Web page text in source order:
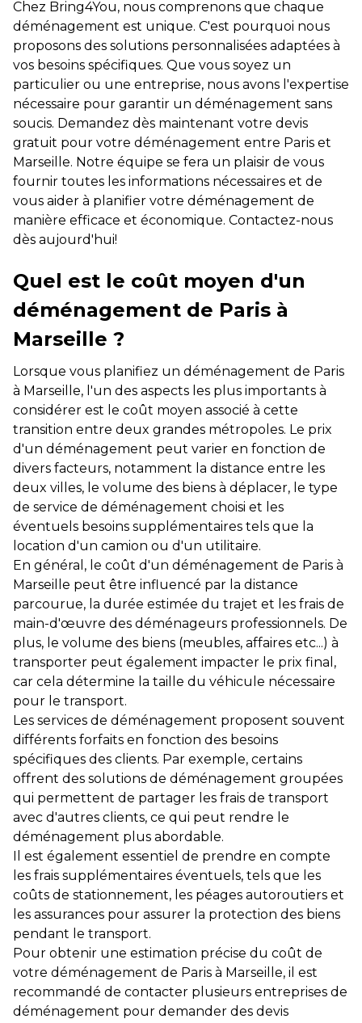
Chez Bring4You, nous comprenons que chaque
déménagement est unique. C'est pourquoi nous
proposons des solutions personnalisées adaptées à
vos besoins spécifiques. Que vous soyez un
particulier ou une entreprise, nous avons l'expertise
nécessaire pour garantir un déménagement sans
soucis. Demandez dès maintenant votre devis
gratuit pour votre déménagement entre Paris et
Marseille. Notre équipe se fera un plaisir de vous
fournir toutes les informations nécessaires et de
vous aider à planifier votre déménagement de
manière efficace et économique. Contactez-nous
dès aujourd'hui!
Quel est le coût moyen d'un
déménagement de Paris à
Marseille ?
Lorsque vous planifiez un déménagement de Paris
à Marseille, l'un des aspects les plus importants à
considérer est le coût moyen associé à cette
transition entre deux grandes métropoles. Le prix
d'un déménagement peut varier en fonction de
divers facteurs, notamment la distance entre les
deux villes, le volume des biens à déplacer, le type
de service de déménagement choisi et les
éventuels besoins supplémentaires tels que la
location d'un camion ou d'un utilitaire.
En général, le coût d'un déménagement de Paris à
Marseille peut être influencé par la distance
parcourue, la durée estimée du trajet et les frais de
main-d'œuvre des déménageurs professionnels. De
plus, le volume des biens (meubles, affaires etc...) à
transporter peut également impacter le prix final,
car cela détermine la taille du véhicule nécessaire
pour le transport.
Les services de déménagement proposent souvent
différents forfaits en fonction des besoins
spécifiques des clients. Par exemple, certains
offrent des solutions de déménagement groupées
qui permettent de partager les frais de transport
avec d'autres clients, ce qui peut rendre le
déménagement plus abordable.
Il est également essentiel de prendre en compte
les frais supplémentaires éventuels, tels que les
coûts de stationnement, les péages autoroutiers et
les assurances pour assurer la protection des biens
pendant le transport.
Pour obtenir une estimation précise du coût de
votre déménagement de Paris à Marseille, il est
recommandé de contacter plusieurs entreprises de
déménagement pour demander des devis